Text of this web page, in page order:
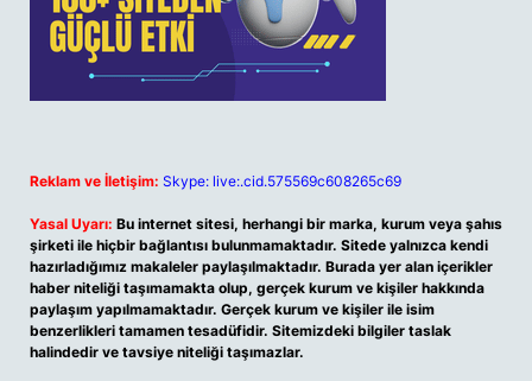
Reklam ve İletişim: Skype: live:.cid.575569c608265c69
Yasal Uyarı: Bu internet sitesi, herhangi bir marka, kurum veya şahıs
şirketi ile hiçbir bağlantısı bulunmamaktadır. Sitede yalnızca kendi
hazırladığımız makaleler paylaşılmaktadır. Burada yer alan içerikler
haber niteliği taşımamakta olup, gerçek kurum ve kişiler hakkında
paylaşım yapılmamaktadır. Gerçek kurum ve kişiler ile isim
benzerlikleri tamamen tesadüfidir. Sitemizdeki bilgiler taslak
halindedir ve tavsiye niteliği taşımazlar.